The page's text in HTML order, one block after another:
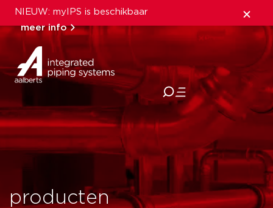
NIEUW: myIPS is beschikbaar
meer info
sluiten
producten